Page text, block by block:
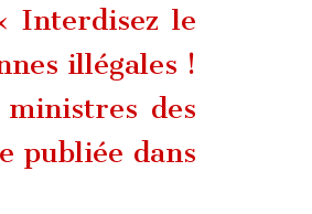
Interdisez le
illégales !
des
publiée dans